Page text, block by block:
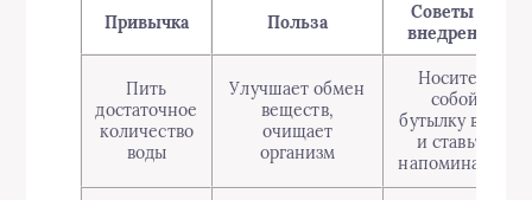
Привычка Польза
Советы по
внедрению
Пить
достаточное
количество
воды
Улучшает обмен
веществ,
очищает
организм
Носите с
собой
бутылку воды
и ставьте
напоминания